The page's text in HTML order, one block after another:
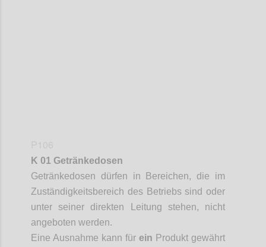
K 01 Getränkedosen
Getränkedosen dürfen in Bereichen, die im
Zuständigkeitsbereich des Betriebs sind oder
unter seiner direkten Leitung stehen, nicht
angeboten werden.
Eine Ausnahme kann für ein Produkt gewährt